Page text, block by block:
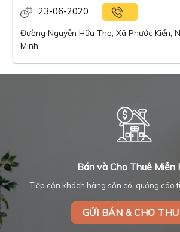
23-06-2020
Đường Nguyễn Hữu Thọ, Xã Phước Kiển,
Minh
Bán và Cho Thuê Miễn
Tiếp cận khách hàng sẵn có, quảng cáo
GỬI BÁN & CHO